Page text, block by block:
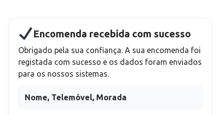
Encomenda recebida com sucesso
Obrigado pela sua confiança. A sua encomenda foi
registada com sucesso e os dados foram enviados
para os nossos sistemas.
Nome, Telemóvel, Morada